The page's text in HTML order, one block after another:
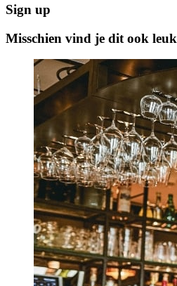
Sign up
Misschien vind je dit ook leuk